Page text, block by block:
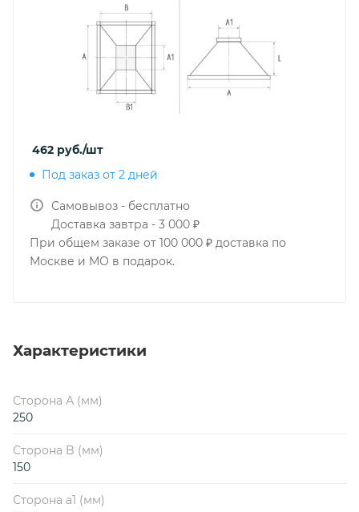
462 руб./шт
Под заказ от 2 дней
Самовывоз - бесплатно
Доставка завтра - 3 000 ₽
При общем заказе от 100 000 ₽ доставка по
Москве и МО в подарок.
Характеристики
Сторона А (мм)
250
Сторона B (мм)
150
Сторона a1 (мм)